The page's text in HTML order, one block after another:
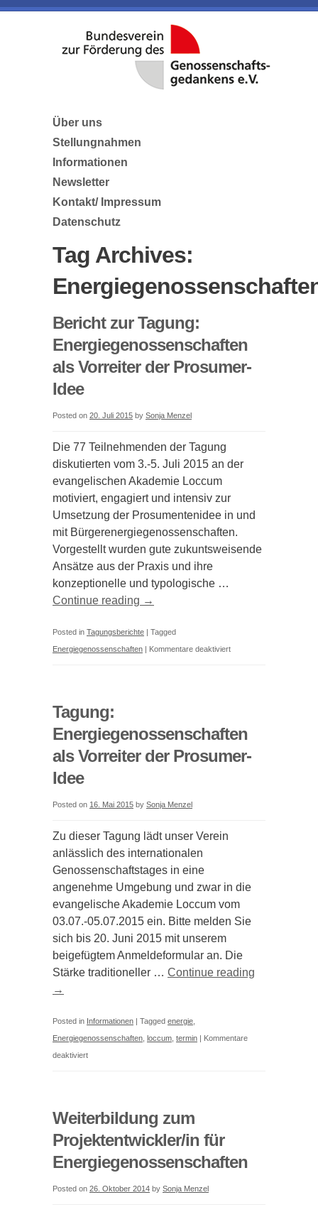
Über uns
Stellungnahmen
Informationen
Newsletter
Kontakt/ Impressum
Datenschutz
Tag Archives:
Bericht zur Tagung:
Energiegenossenschaften
als Vorreiter der Prosumer-
Idee
Posted on 20. Juli 2015 by Sonja Menzel
Die 77 Teilnehmenden der Tagung
diskutierten vom 3.-5. Juli 2015 an der
evangelischen Akademie Loccum
motiviert, engagiert und intensiv zur
Umsetzung der Prosumentenidee in und
mit Bürgerenergiegenossenschaften.
Vorgestellt wurden gute zukuntsweisende
Ansätze aus der Praxis und ihre
konzeptionelle und typologische …
Continue reading →
Posted in Tagungsberichte | Tagged
Energiegenossenschaften | Kommentare deaktiviertfür
als
Tagung:
Energiegenossenschaften
als Vorreiter der Prosumer-
Idee
Posted on 16. Mai 2015 by Sonja Menzel
Zu dieser Tagung lädt unser Verein
anlässlich des internationalen
Genossenschaftstages in eine
angenehme Umgebung und zwar in die
evangelische Akademie Loccum vom
03.07.-05.07.2015 ein. Bitte melden Sie
sich bis 20. Juni 2015 mit unserem
beigefügtem Anmeldeformular an. Die
Stärke traditioneller … Continue reading
→
Posted in Informationen | Tagged energie
Energiegenossenschaften loccum termin | Kommentare
deaktiviertfür
Vorreiter
der
Prosumer-
Idee
Weiterbildung zum
Projektentwickler/in für
Energiegenossenschaften
Posted on 26. Oktober 2014 by Sonja Menzel